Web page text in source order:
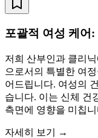
포괄적 여성 케어
저희 산부인과 클리
으로서의 특별한 여
어드립니다. 여성의
습니다. 이는 신체 건
측면에 영향을 미칩니
자세히 보기 →